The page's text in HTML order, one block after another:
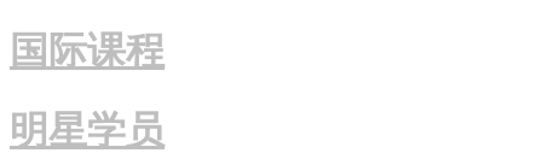
国际课程
明星学员